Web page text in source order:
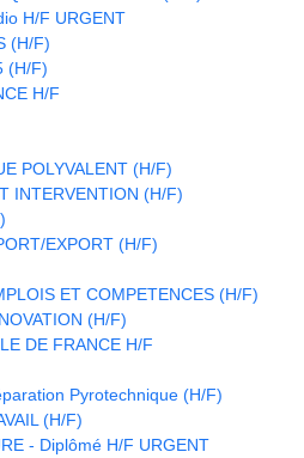
H/F URGENT
(H/F)
(H/F)
H/F
POLYVALENT (H/F)
INTERVENTION (H/F)
EXPORT (H/F)
ET COMPETENCES (H/F)
(H/F)
DE FRANCE H/F
Pyrotechnique (H/F)
(H/F)
- Diplômé H/F URGENT